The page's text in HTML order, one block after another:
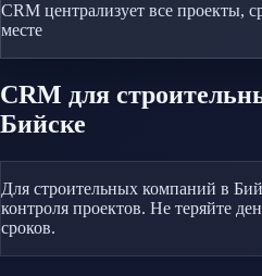
CRM централизует все проекты,
месте
CRM для
Бийске
Для строительных компаний в
контроля проектов. Не теряйте
сроков.